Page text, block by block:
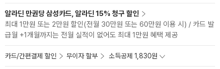
알라딘 만권당 삼성카드, 알라딘 15% 청구 할인
최대 1만원 또는 2만원 할인(전월 30만원 또는 60만원 이용 시) / 카드 발
급월 +1개월까지는 전월 실적이 없어도 최대 1만원 혜택 제공
카드/간편결제 할인 무이자 할부 소득공제 1,830원